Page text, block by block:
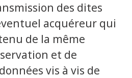
des dites
acquéreur qui
de la même
et de
vis à vis de